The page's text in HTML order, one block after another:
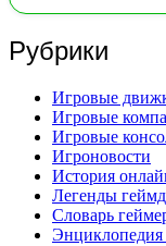
Рубрики
Игровые
Игровые
Игровые
Игроновости
История
Легенды
Словарь
Энциклопедия